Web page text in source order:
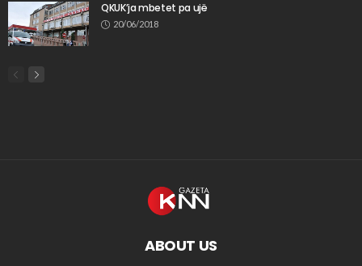
QKUK’ja mbetet pa ujë
20/06/2018
ABOUT US